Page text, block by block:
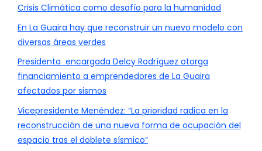
Crisis Climática como desafío para la humanidad
En La Guaira hay que reconstruir un nuevo modelo con
diversas áreas verdes
Presidenta encargada Delcy Rodríguez otorga
financiamiento a emprendedores de La Guaira
afectados por sismos
Vicepresidente Menéndez: “La prioridad radica en la
reconstrucción de una nueva forma de ocupación del
espacio tras el doblete sísmico”